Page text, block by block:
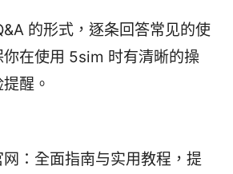
的形式，逐条回答常见的使
在使用 5sim 时有清晰的操
醒。
：全面指南与实用教程，提